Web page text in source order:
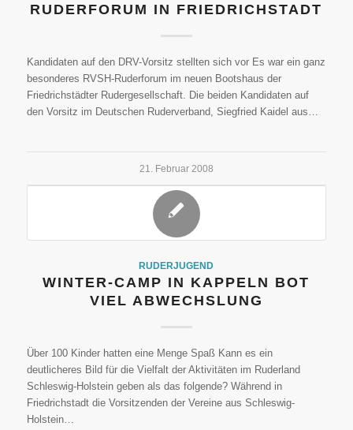
RUDERFORUM IN FRIEDRICHSTADT
Kandidaten auf den DRV-Vorsitz stellten sich vor Es war ein ganz
besonderes RVSH-Ruderforum im neuen Bootshaus der
Friedrichstädter Rudergesellschaft. Die beiden Kandidaten auf
den Vorsitz im Deutschen Ruderverband, Siegfried Kaidel aus…
21. Februar 2008
RUDERJUGEND
WINTER-CAMP IN KAPPELN BOT
VIEL ABWECHSLUNG
Über 100 Kinder hatten eine Menge Spaß Kann es ein
deutlicheres Bild für die Vielfalt der Aktivitäten im Ruderland
Schleswig-Holstein geben als das folgende? Während in
Friedrichstadt die Vorsitzenden der Vereine aus Schleswig-
Holstein…